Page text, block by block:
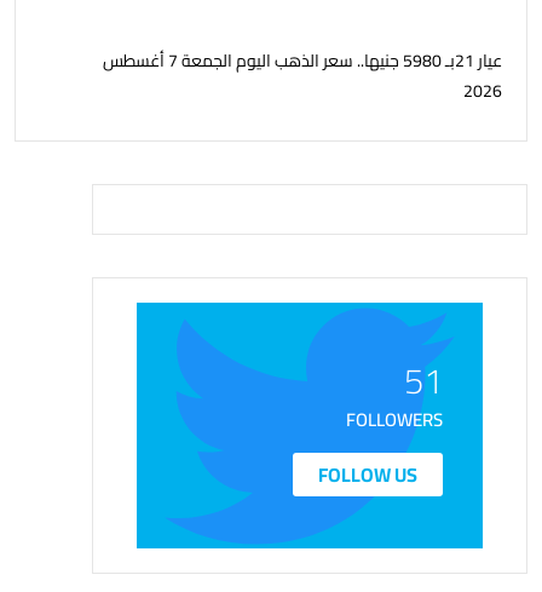
عيار 21بـ 5980 جنيها.. سعر الذهب اليوم الجمعة 7 أغسطس
2026
51
FOLLOWERS
FOLLOW US